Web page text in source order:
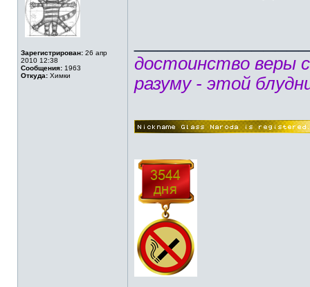
Зарегистрирован: 26 апр
2010 12:38
Сообщения: 1963
Откуда: Химки
достоинство веры
разуму - этой